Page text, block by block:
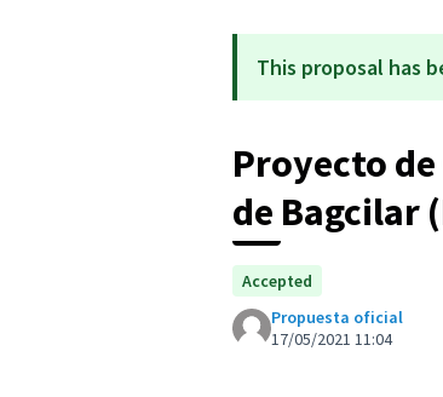
This proposal has
Proyecto
de Bagcilar
Accepted
Propuesta oficial
17/05/2021 11:04